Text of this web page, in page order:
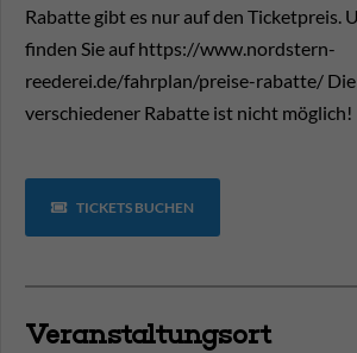
Rabatte gibt es nur auf den Ticketpreis.
finden Sie auf https://www.nordstern-
reederei.de/fahrplan/preise-rabatte/
verschiedener Rabatte ist nicht möglich!
TICKETS BUCHEN
Veranstaltungsort